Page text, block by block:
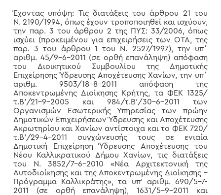
Έχοντας υπόψη: Τις διατάξεις του άρθρου 21 του
Ν. 2190/1994, όπως έχουν τροποποιηθεί και ισχύουν,
την παρ. 3 του άρθρου 2 της ΠΥΣ: 33/2006, όπως
ισχύει (προκειμένου για επιχειρήσεις των ΟΤΑ, της
παρ. 3 του άρθρου 1 του Ν. 2527/1997), την υπ΄
αριθμ. 45/9-6-2011 (σε ορθή επανάληψη) απόφαση
του Διοικητικού Συμβουλίου της Δημοτικής
Επιχείρησης Ύδρευσης Αποχέτευσης Χανίων, την υπ΄
αριθμ. 9503/18-8-2011 απόφαση της
Αποκεντρωμένης Διοίκησης Κρήτης, τα ΦΕΚ 1325/
τ.Β’/21-9-2005 και 984/τ.Β’/30-6-2011 των
Οργανισμών Εσωτερικής Υπηρεσίας των πρώην
Δημοτικών Επιχειρήσεων Ύδρευσης και Αποχέτευσης
Ακρωτηρίου και Χανίων αντίστοιχα και το ΦΕΚ 720/
τ.Β’/29-4-2011 συγχώνευσής τους σε ενιαία
Δημοτική Επιχείρηση Ύδρευσης Αποχέτευσης του
Νέου Καλλικρατικού Δήμου Χανίων, τις διατάξεις
του Ν. 3852/7-6-2010 «Νέα Αρχιτεκτονική της
Αυτοδιοίκησης και της Αποκεντρωμένης Διοίκησης –
Πρόγραμμα Καλλικράτης», τα υπ’ αριθμ. 690/5-7-
2011 (σε ορθή επανάληψη), 1631/5-9-2011 και